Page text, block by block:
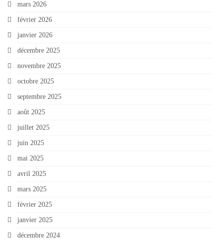
mars 2026
février 2026
janvier 2026
décembre 2025
novembre 2025
octobre 2025
septembre 2025
août 2025
juillet 2025
juin 2025
mai 2025
avril 2025
mars 2025
février 2025
janvier 2025
décembre 2024